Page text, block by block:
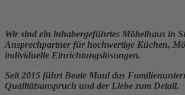
Wir sind ein inhabergeführtes Möbelhaus in
Ansprechpartner für hochwertige Küchen,
individuelle Einrichtungslösungen.
Seit 2015 führt Beate Maul das
Qualitätsanspruch und der Liebe zum Detail.